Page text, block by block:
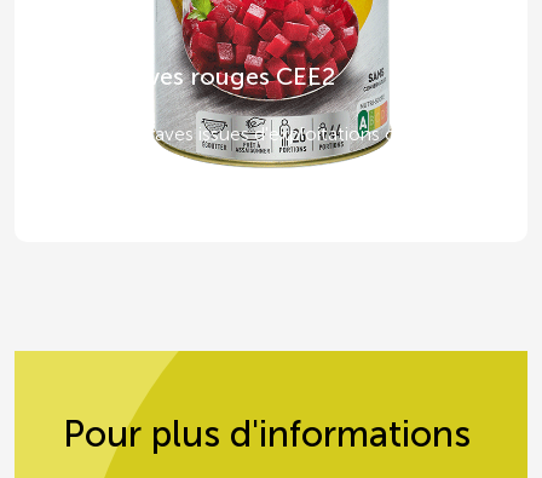
Betteraves rouges CEE2
Des betteraves issues d'exploitations certifiées
Pour plus d'informations